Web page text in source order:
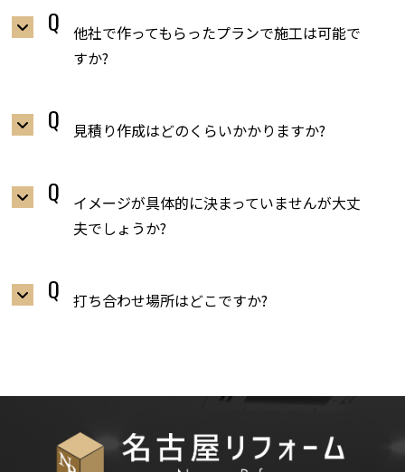
他社で作ってもらったプランで施工は可能で
すか?
見積り作成はどのくらいかかりますか?
イメージが具体的に決まっていませんが大丈
夫でしょうか?
打ち合わせ場所はどこですか?